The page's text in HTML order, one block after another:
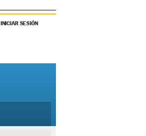
INICIAR SESIÓN